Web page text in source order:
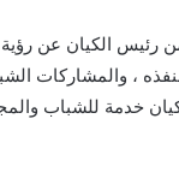
رئيس الكيان عن
، والمشاركات
خدمة للشباب